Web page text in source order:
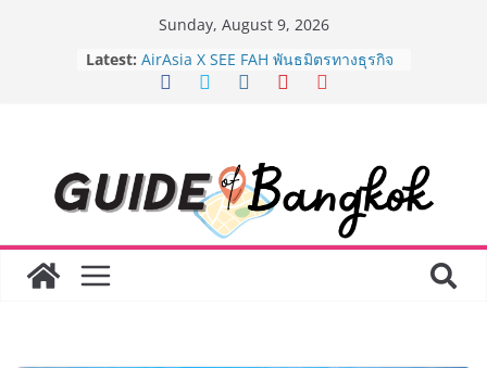
Sunday, August 9, 2026
Latest: AirAsia X SEE FAH พันธมิตรทางธุรกิจ
ยาวนานกว่า 20 ปี ต่อยอดเสิร์ฟความ
“BIO TRADE CONNECT 2026” ยก
ระดับผลิตภัณฑ์ท้องถิ่นสู่ตลาดเชิง
พาณิชย์อย่างยั่งยืน
LORDNINE จัดศึกคนดังสายเกม ไทย
ปะทะ ฟิลิปปินส์ ใน “Rise of the Tenth
ได้เตรียมนักเรียนเพียงเพื่อก้าวเข้าสู่